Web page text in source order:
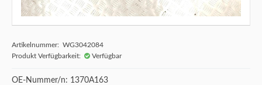
Artikelnummer: WG3042084
Produkt Verfügbarkeit:
Verfügbar
OE-Nummer/n: 1370A163